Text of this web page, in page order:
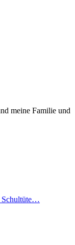
meine Familie und
Schultüte…